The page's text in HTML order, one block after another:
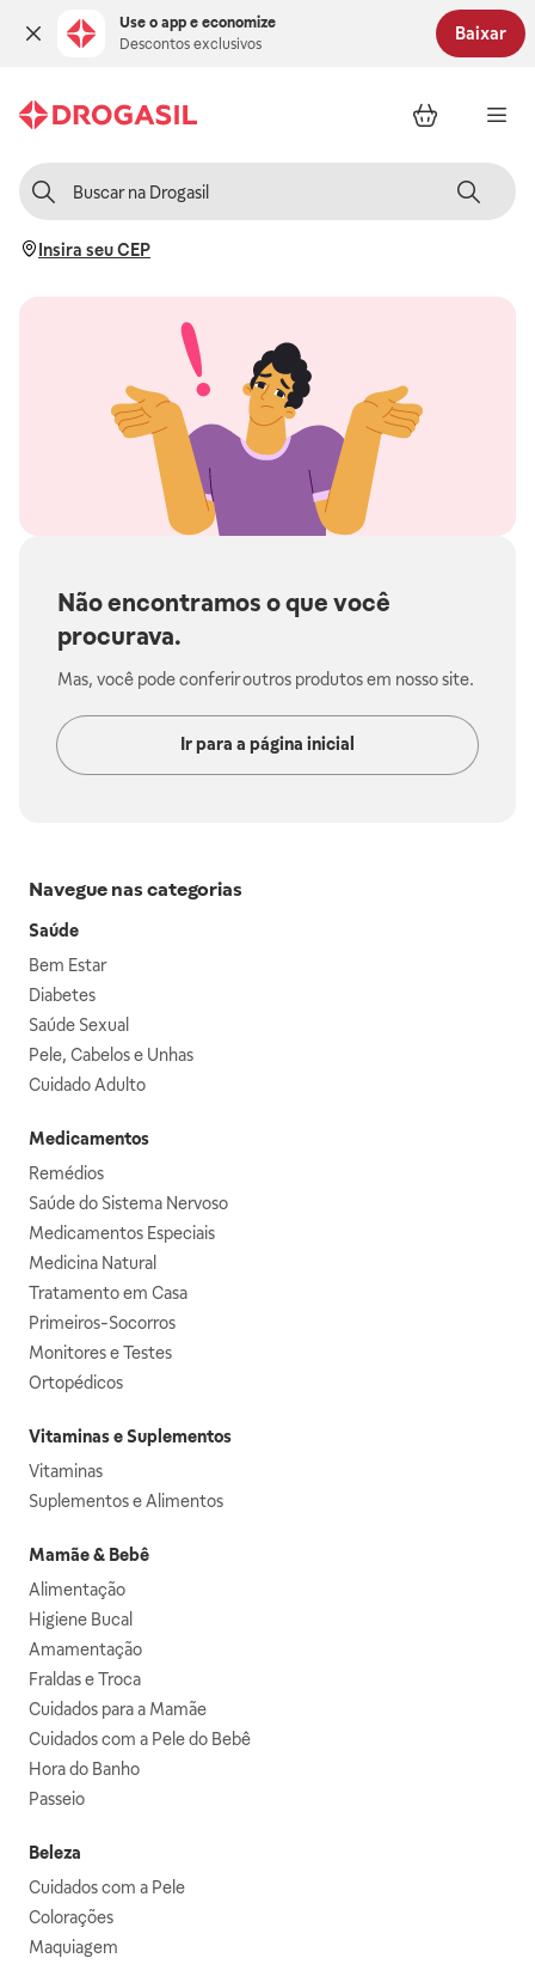
Use o app e economize
Descontos exclusivos
Baixar
Insira seu CEP
Não encontramos o que você
procurava.
Mas, você pode conferir outros produtos em nosso site.
Ir para a página inicial
Navegue nas categorias
Saúde
Bem Estar
Diabetes
Saúde Sexual
Pele, Cabelos e Unhas
Cuidado Adulto
Medicamentos
Remédios
Saúde do Sistema Nervoso
Medicamentos Especiais
Medicina Natural
Tratamento em Casa
Primeiros-Socorros
Monitores e Testes
Ortopédicos
Vitaminas e Suplementos
Vitaminas
Suplementos e Alimentos
Mamãe & Bebê
Alimentação
Higiene Bucal
Amamentação
Fraldas e Troca
Cuidados para a Mamãe
Cuidados com a Pele do Bebê
Hora do Banho
Passeio
Beleza
Cuidados com a Pele
Colorações
Maquiagem